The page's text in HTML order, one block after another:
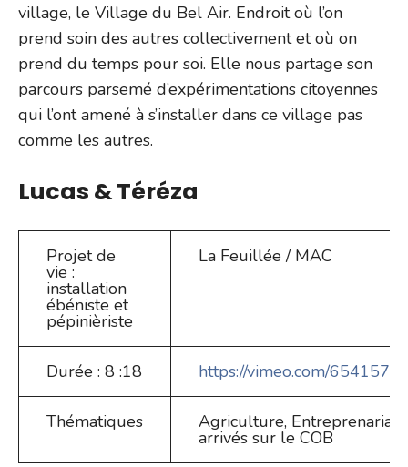
village, le Village du Bel Air. Endroit où l’on
prend soin des autres collectivement et où on
prend du temps pour soi. Elle nous partage son
parcours parsemé d’expérimentations citoyennes
qui l’ont amené à s’installer dans ce village pas
comme les autres.
Lucas & Téréza
Projet de
vie :
installation
ébéniste et
pépinièriste
La Feuillée / MAC
Durée : 8 :18 https://vimeo.com/
Thématiques Agriculture, Entreprenariat,
arrivés sur le COB